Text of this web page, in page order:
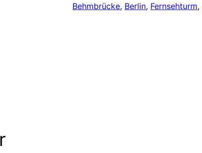
Behmbrücke, Berlin, Fernsehturm,